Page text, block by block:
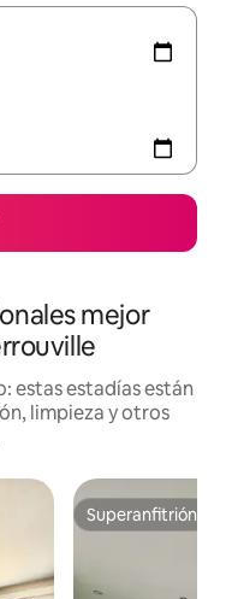
mejor
estas estadías están
limpieza y otros
Superanfitrión
Superanfitrión